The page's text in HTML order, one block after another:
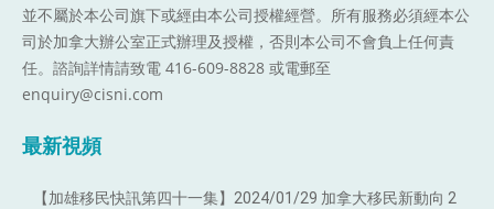
並不屬於本公司旗下或經由本公司授權經營。所有服務必須經本公
司於加拿大辦公室正式辦理及授權，否則本公司不會負上任何責
任。諮詢詳情請致電 416-609-8828 或電郵至
enquiry@cisni.com
最新視頻
【加雄移民快訊第四十一集】2024/01/29 加拿大移民新動向 2